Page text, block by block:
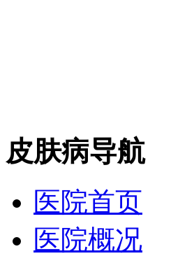
皮肤病导航
医院首页
医院概况